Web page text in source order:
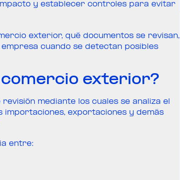
y establecer controles para evitar
exterior, qué documentos se revisan,
cuando se detectan posibles
comercio exterior?
mediante los cuales se analiza el
importaciones, exportaciones y demás
entre: